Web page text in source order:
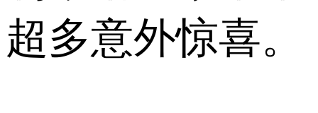
超多意外惊喜。